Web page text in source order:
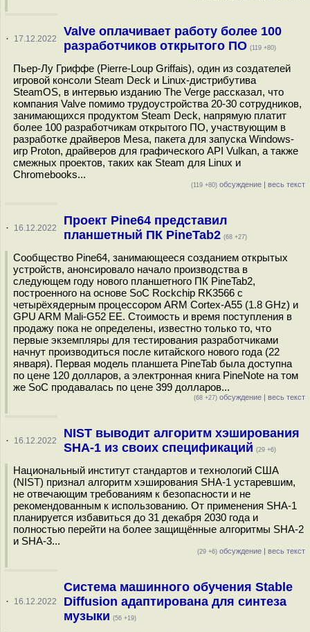
· 17.12.2022
Valve оплачивает работу более 100
разработчиков открытого ПО (119 +80)
Пьер-Лу Гриффе (Pierre-Loup Griffais), один из создателей
игровой консоли Steam Deck и Linux-дистрибутива
SteamOS, в интервью изданию The Verge рассказал, что
компания Valve помимо трудоустройства 20-30 сотрудников,
занимающихся продуктом Steam Deck, напрямую платит
более 100 разработчикам открытого ПО, участвующим в
разработке драйверов Mesa, пакета для запуска Windows-
игр Proton, драйверов для графического API Vulkan, а также
смежных проектов, таких как Steam для Linux и
Chromebooks...
(119 +80) обсуждение | весь текст
· 16.12.2022
Проект Pine64 представил
планшетный ПК PineTab2 (68 +27)
Сообщество Pine64, занимающееся созданием открытых
устройств, анонсировало начало производства в
следующем году нового планшетного ПК PineTab2,
построенного на основе SoC Rockchip RK3566 с
четырёхядерным процессором ARM Cortex-A55 (1.8 GHz) и
GPU ARM Mali-G52 EE. Стоимость и время поступления в
продажу пока не определены, известно только то, что
первые экземпляры для тестирования разработчиками
начнут производиться после китайского нового года (22
января). Первая модель планшета PineTab была доступна
по цене 120 долларов, а электронная книга PineNote на том
же SoC продавалась по цене 399 долларов...
(68 +27) обсуждение | весь текст
· 16.12.2022
NIST выводит алгоритм хэширования
SHA-1 из своих спецификаций (29 +6)
Национальный институт стандартов и технологий США
(NIST) признал алгоритм хэширования SHA-1 устаревшим,
не отвечающим требованиям к безопасности и не
рекомендованным к использованию. От применения SHA-1
планируется избавиться до 31 декабря 2030 года и
полностью перейти на более защищённые алгоритмы SHA-2
и SHA-3...
(29 +6) обсуждение | весь текст
· 16.12.2022
Система машинного обучения Stable
Diffusion адаптирована для синтеза
музыки (56 +19)